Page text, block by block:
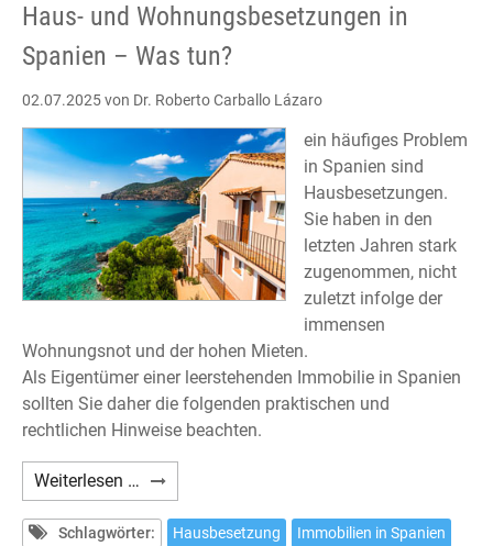
Haus- und Wohnungsbesetzungen in
Spanien – Was tun?
02.07.2025von Dr. Roberto Carballo Lázaro
ein häufiges Problem
in Spanien sind
Hausbesetzungen.
Sie haben in den
letzten Jahren stark
zugenommen, nicht
zuletzt infolge der
immensen
Wohnungsnot und der hohen Mieten.
Als Eigentümer einer leerstehenden Immobilie in Spanien
sollten Sie daher die folgenden praktischen und
rechtlichen Hinweise beachten.
Weiterlesen … Haus-
und
Wohnungsbesetzungen
Schlagwörter: Hausbesetzung
Immobilien in Spanien